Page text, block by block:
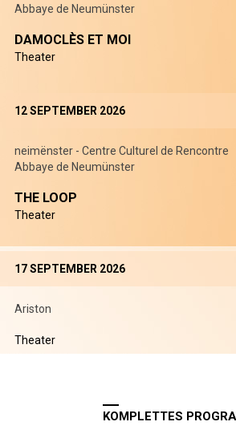
Abbaye de Neumünster
DAMOCLÈS ET MOI
Theater
12 SEPTEMBER 2026
neimënster - Centre Culturel de Rencontre
Abbaye de Neumünster
THE LOOP
Theater
17 SEPTEMBER 2026
Ariston
Theater
KOMPLETTES